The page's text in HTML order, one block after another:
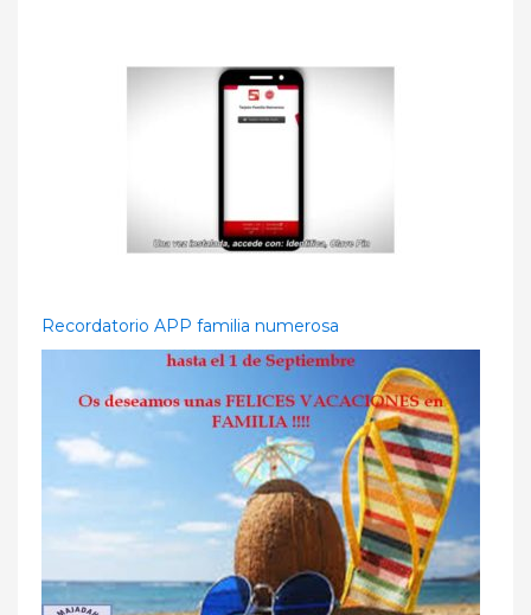
Recordatorio APP familia numerosa